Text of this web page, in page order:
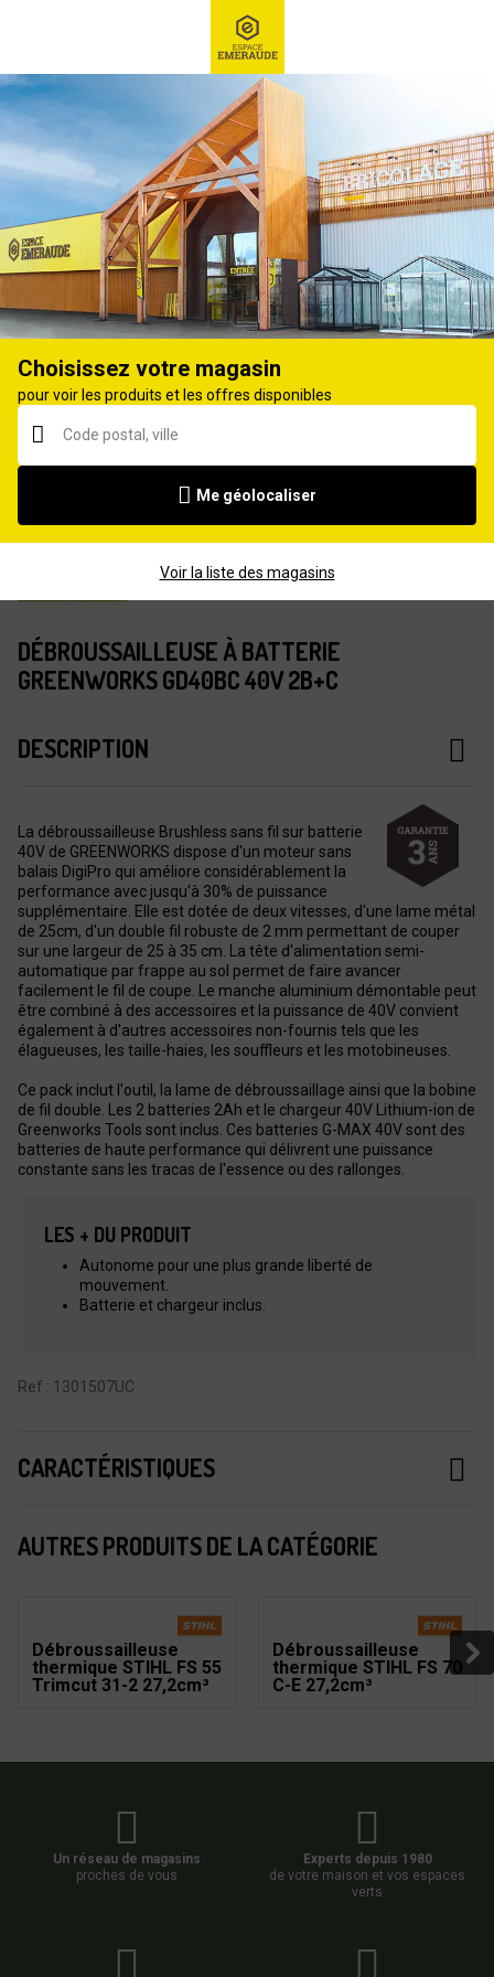
Ex : Robot tondeuse, ...
Débroussailleuse
DÉBROUSSAILLEUSE À BATTERIE
GREENWORKS GD40BC 40V 2B+C
DESCRIPTION
La débroussailleuse Brushless sans fil sur batterie
40V de GREENWORKS dispose d'un moteur sans
balais DigiPro qui améliore considérablement la
performance avec jusqu'à 30% de puissance
supplémentaire. Elle est dotée de deux vitesses, d'une lame métal
de 25cm, d'un double fil robuste de 2 mm permettant de couper
sur une largeur de 25 à 35 cm. La tête d'alimentation semi-
automatique par frappe au sol permet de faire avancer
facilement le fil de coupe. Le manche aluminium démontable peut
être combiné à des accessoires et la puissance de 40V convient
également à d'autres accessoires non-fournis tels que les
élagueuses, les taille-haies, les souffleurs et les motobineuses.
Ce pack inclut l'outil, la lame de débroussaillage ainsi que la bobine
de fil double. Les 2 batteries 2Ah et le chargeur 40V Lithium-ion de
Greenworks Tools sont inclus. Ces batteries G-MAX 40V sont des
batteries de haute performance qui délivrent une puissance
constante sans les tracas de l'essence ou des rallonges.
LES + DU PRODUIT
Autonome pour une plus grande liberté de
mouvement.
Batterie et chargeur inclus.
Ref : 1301507UC
CARACTÉRISTIQUES
AUTRES PRODUITS DE LA CATÉGORIE
Débroussailleuse
thermique STIHL FS 55
Trimcut 31-2 27,2cm³
Débroussailleuse
thermique STIHL FS 70
C-E 27,2cm³
Un réseau de magasins
proches de vous
Experts depuis 1980
de votre maison et vos espaces
verts
Choisissez votre magasin
pour voir les produits et les offres disponibles
Me géolocaliser
Voir la liste des magasins